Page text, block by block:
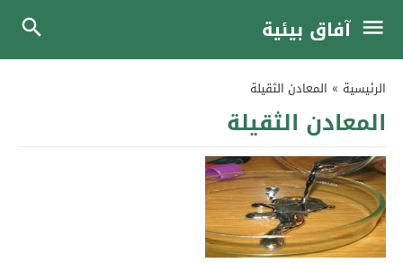
آفاق بيئية
الرئيسية » المعادن الثقيلة
المعادن الثقيلة